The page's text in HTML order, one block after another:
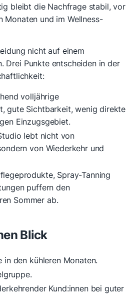
bleibt die Nachfrage stabil, vor
Monaten und im Wellness-
nicht auf einem
Drei Punkte entscheiden in der
volljährige
gute Sichtbarkeit, wenig direkte
Einzugsgebiet.
lebt nicht von
von Wiederkehr und
Spray-Tanning
puffern den
Sommer ab.
Blick
in den kühleren Monaten.
Kund:innen bei guter